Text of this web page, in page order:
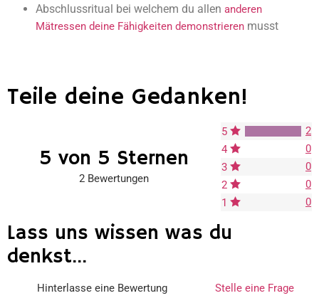
Abschlussritual bei welchem du allen anderen
Mätressen deine Fähigkeiten demonstrieren musst
Teile deine Gedanken!
5 von 5 Sternen
2 Bewertungen
5
2
4
0
3
0
2
0
1
0
Lass uns wissen was du
denkst...
Hinterlasse eine Bewertung Stelle eine Frage